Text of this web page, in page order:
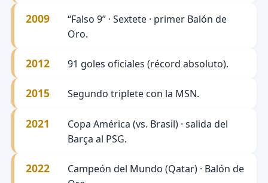
2009
“Falso 9” · Sextete · primer Balón de
Oro.
2012 91 goles oficiales (récord absoluto).
2015 Segundo triplete con la MSN.
2021
Copa América (vs. Brasil) · salida del
Barça al PSG.
2022
Campeón del Mundo (Qatar) · Balón de